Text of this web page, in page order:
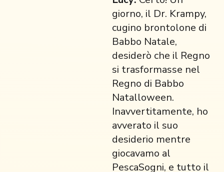
giorno, il Dr. Krampy,
cugino brontolone di
Babbo Natale,
desiderò che il Regno
si trasformasse nel
Regno di Babbo
Natalloween.
Inavvertitamente, ho
avverato il suo
desiderio mentre
giocavamo al
PescaSogni, e tutto il